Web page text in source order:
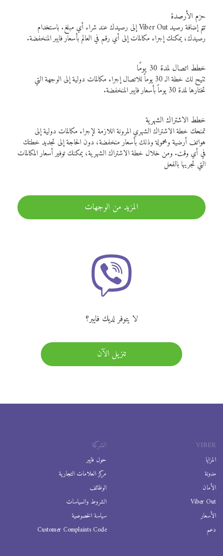
حزم الأرصدة
تتم إضافة رصيد Viber Out إلى رصيدك عند شراء أي مبلغ. باستخدام
رصيدك، يمكنك إجراء مكالمات إلى أي رقم في العالم بأسعار فايبر المنخفضة.
خطط اتصال لمدة 30 يومًا
تتيح لك خطة الـ 30 يوماً للاتصال إجراء مكالمات دولية إلى الوجهة التي
تختارها لمدة 30 يوماً بأسعار فايبر المنخفضة.
خطط الاشتراك الشهرية
تمنحك خطة الاشتراك الشهري المرونة اللازمة لإجراء مكالمات دولية إلى
هواتف أرضية ومحمولة وذلك بأسعار منخفضة، دون الحاجة إلى تجديد خطتك
في أي وقت. ومن خلال خطة الاشتراك الشهرية، يمكنك توفير أسعار المكالمات
التي تجريها بالفعل
المزيد من الوجهات
لا يتوفر لديك فايبر؟
تنزيل الآن
VIBER
المزايا
مدونة
الأمان
Viber Out
الأسعار
دعم
الشركة
حول فايبر
مركز العلامات التجارية
الوظائف
الشروط والسياسات
سياسة الخصوصية
Customer Complaints Code